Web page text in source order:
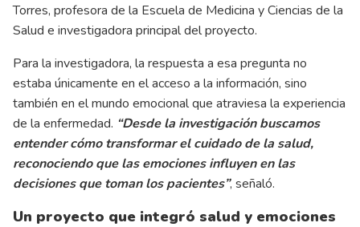
Torres, profesora de la Escuela de Medicina y Ciencias de la
Salud e investigadora principal del proyecto.
Para la investigadora, la respuesta a esa pregunta no
estaba únicamente en el acceso a la información, sino
también en el mundo emocional que atraviesa la experiencia
de la enfermedad. “Desde la investigación buscamos
entender cómo transformar el cuidado de la salud,
reconociendo que las emociones influyen en las
decisiones que toman los pacientes”, señaló.
Un proyecto que integró salud y emociones